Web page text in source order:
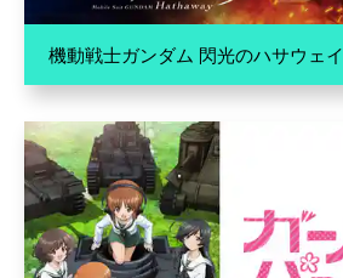
機動戦士ガンダム 閃光のハサウェイ